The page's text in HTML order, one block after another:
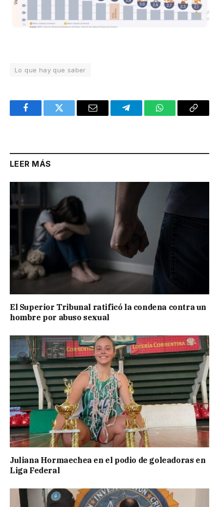
Lo que hay que saber
FacebookTwitter Email TelegramWhatsAppCopy
LEER MÁS
El Superior Tribunal ratificó la condena contra un
hombre por abuso sexual
Juliana Hormaechea en el podio de goleadoras en
Liga Federal